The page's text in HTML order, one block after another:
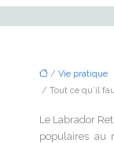
/ Vie pratique
/ Tout ce qu’il
Le Labrador
populaires au